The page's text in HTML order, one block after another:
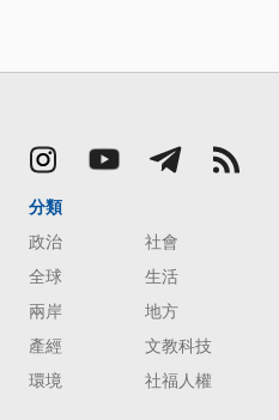
分類
政治
社會
全球
生活
兩岸
地方
產經
文教科技
環境
社福人權